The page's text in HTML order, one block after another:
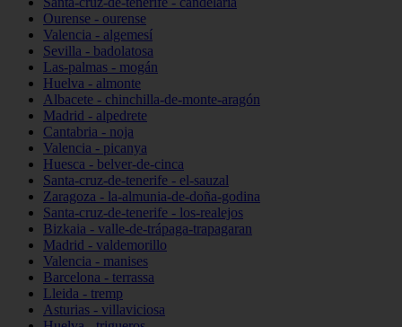
Ourense - ourense
Valencia - algemesí
Sevilla - badolatosa
Las-palmas - mogán
Huelva - almonte
Albacete - chinchilla-de-monte-aragón
Madrid - alpedrete
Cantabria - noja
Valencia - picanya
Huesca - belver-de-cinca
Santa-cruz-de-tenerife - el-sauzal
Zaragoza - la-almunia-de-doña-godina
Santa-cruz-de-tenerife - los-realejos
Bizkaia - valle-de-trápaga-trapagaran
Madrid - valdemorillo
Valencia - manises
Barcelona - terrassa
Lleida - tremp
Asturias - villaviciosa